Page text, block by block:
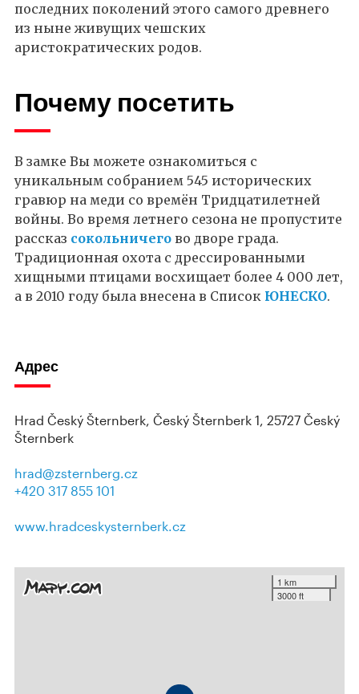
последних поколений этого самого древнего
из ныне живущих чешских
аристократических родов.
Почему посетить
В замке Вы можете ознакомиться с
уникальным собранием 545 исторических
гравюр на меди со времён Тридцатилетней
войны. Во время летнего сезона не пропустите
рассказ сокольничего во дворе града.
Традиционная охота с дрессированными
хищными птицами восхищает более 4 000 лет,
а в 2010 году была внесена в Список ЮНЕСКО.
Адрес
Hrad Český Šternberk, Český Šternberk 1, 25727 Český
Šternberk
hrad@zsternberg.cz
+420 317 855 101
www.hradceskysternberk.cz
1 km
3000 ft